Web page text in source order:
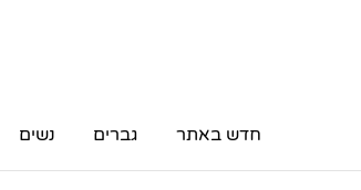
חדש באתר גברים נשים